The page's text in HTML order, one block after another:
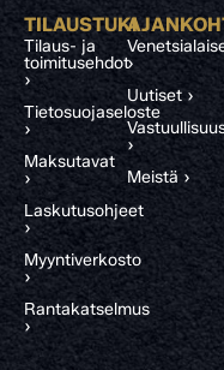
TILAUSTUKI
Tilaus- ja
toimitusehdot
›
Tietosuojaseloste
›
Maksutavat
›
Laskutusohjeet
›
Myyntiverkosto
›
Rantakatselmus
›
›
Uutiset ›
›
Meistä ›